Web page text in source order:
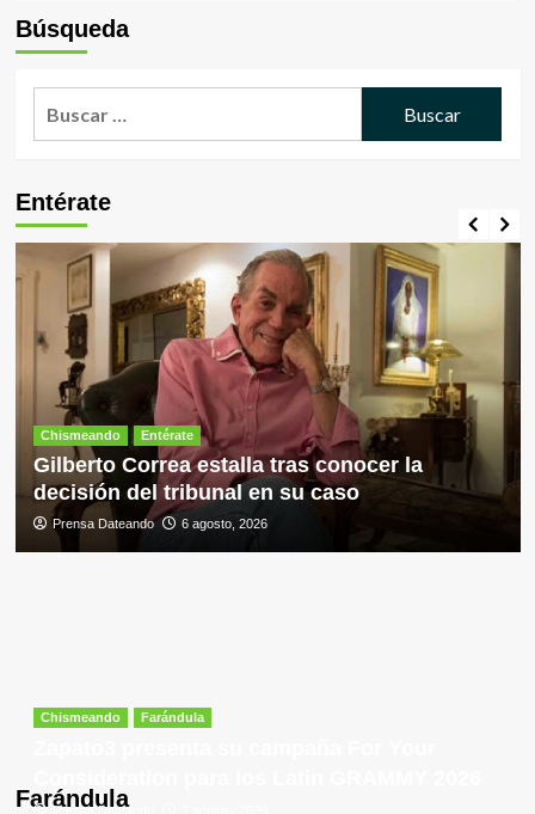
Búsqueda
Entérate
Chismeando Entérate
Gilberto Correa estalla tras conocer la
decisión del tribunal en su caso
Prensa Dateando 6 agosto, 2026
Farándula
Chismeando Farándula
Prensa Dateando